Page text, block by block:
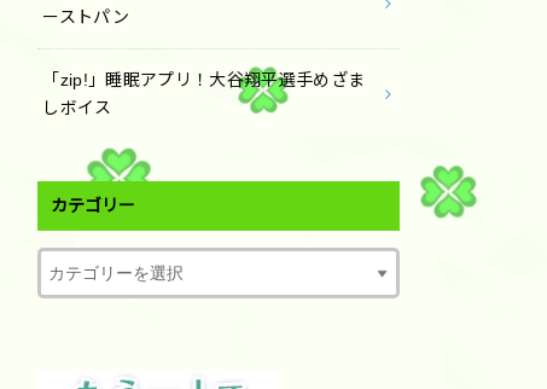
ーストパン
「zip!」睡眠アプリ！大谷翔平選手めざま
しボイス
カテゴリー